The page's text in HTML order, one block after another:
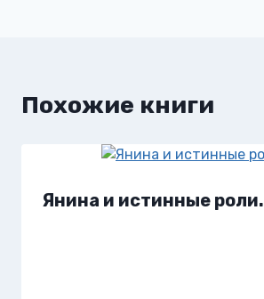
Похожие книги
Янина и истинные роли.